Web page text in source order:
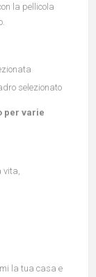
la pellicola
selezionato
per varie
la tua casa e